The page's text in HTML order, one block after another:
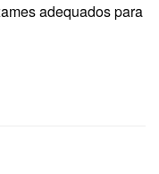
adequados para